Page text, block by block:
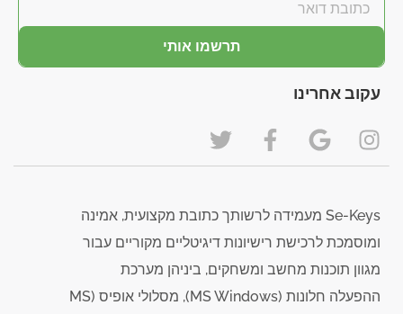
תרשמו אותי
עקוב אחרינו
Se-Keys מעמידה לרשותך כתובת מקצועית, אמינה
ומוסמכת לרכישת רישיונות דיגיטליים מקוריים עבור
מגוון תוכנות מחשב ומשחקים, ביניהן מערכת
ההפעלה חלונות (MS Windows), מסלולי אופיס (MS